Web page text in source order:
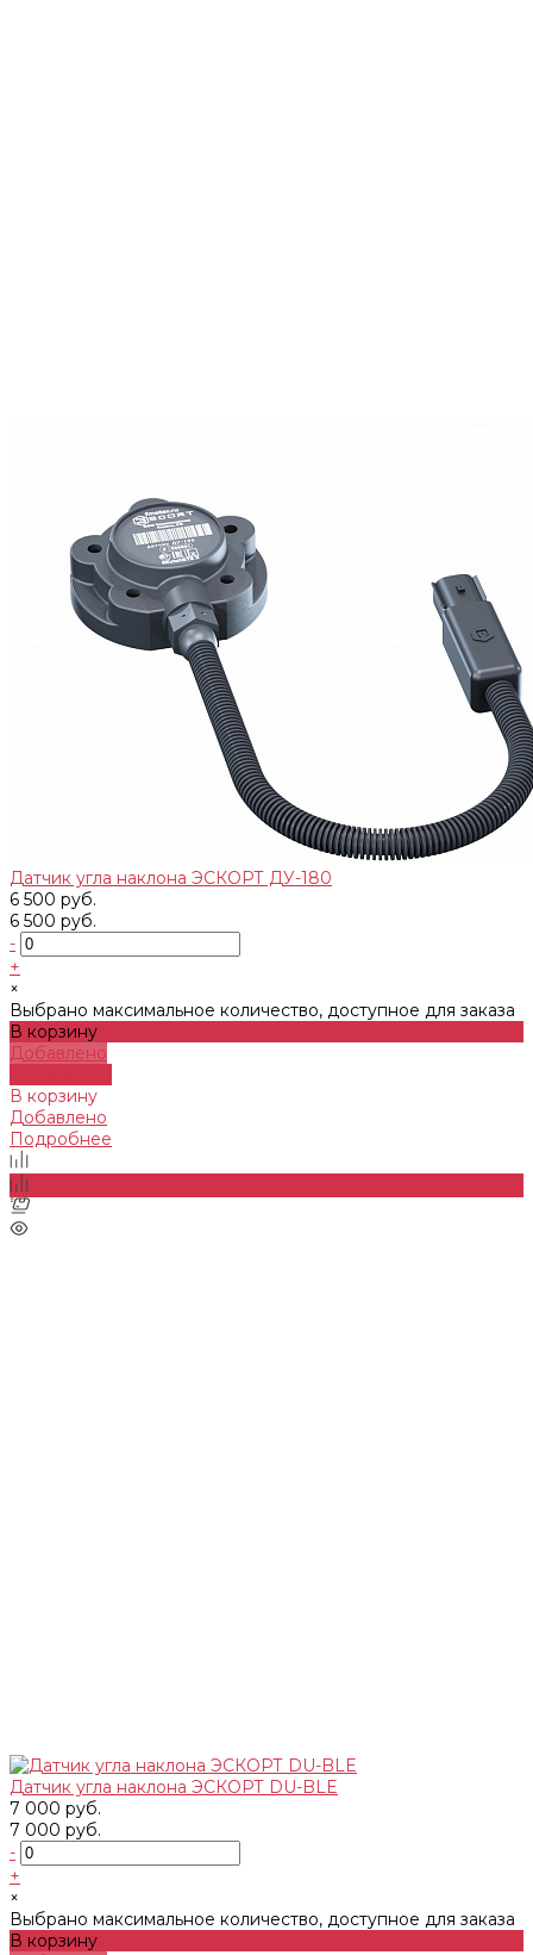
Датчик угла наклона ЭСКОРТ ДУ-180
6 500 руб.
6 500 руб.
-
+
×
Выбрано максимальное количество, доступное для заказа
В корзину
Добавлено
В корзину
Добавлено
Подробнее
Датчик угла наклона ЭСКОРТ DU-BLE
7 000 руб.
7 000 руб.
-
+
×
Выбрано максимальное количество, доступное для заказа
В корзину